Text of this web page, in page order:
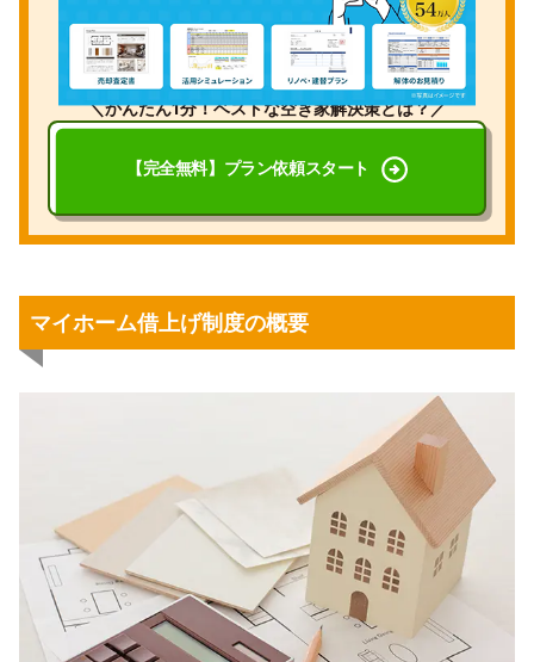
＼かんたん1分！ベストな空き家解決策とは？／
【完全無料】 プラン依頼スタート
マイホーム借上げ制度の概要